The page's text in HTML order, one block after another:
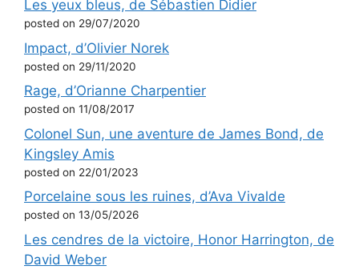
Les yeux bleus, de Sébastien Didier
posted on 29/07/2020
Impact, d’Olivier Norek
posted on 29/11/2020
Rage, d’Orianne Charpentier
posted on 11/08/2017
Colonel Sun, une aventure de James Bond, de
Kingsley Amis
posted on 22/01/2023
Porcelaine sous les ruines, d’Ava Vivalde
posted on 13/05/2026
Les cendres de la victoire, Honor Harrington, de
David Weber